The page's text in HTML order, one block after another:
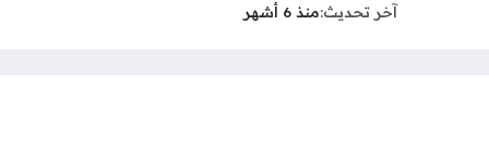
آخر تحديث منذ 6 أشهر